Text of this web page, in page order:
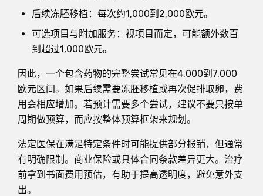
后续冻胚移植：每次约1,000到2,000欧元。
可选项目与附加服务：视项目而定，可能额外数百
到超过1,000欧元。
因此，一个包含药物的完整尝试常见在4,000到7,000
欧元区间。如果后续需要冻胚移植或再次促排取卵，费
用会相应增加。若预计需要多个尝试，建议不要只按单
周期做预算，而应按整体预算框架来规划。
法定医保在满足特定条件时可能提供部分报销，但通常
有明确限制。商业保险或具体合同条款差异更大。治疗
前拿到书面费用预估，有助于提高透明度，避免意外支
出。